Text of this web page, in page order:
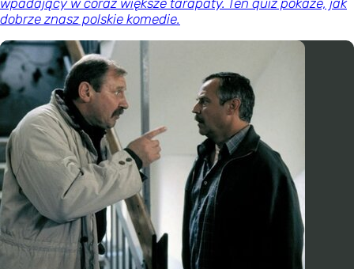
dobrze znasz polskie komedie.